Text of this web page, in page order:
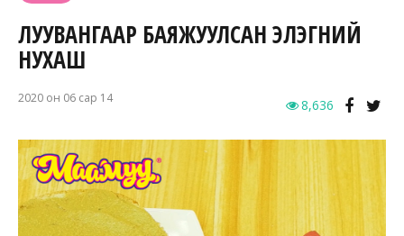
ЛУУВАНГААР БАЯЖУУЛСАН ЭЛЭГНИЙ
НУХАШ
2020 он 06 сар 14 8,636